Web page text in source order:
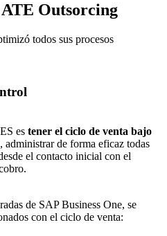
Outsorcing
todos sus procesos
es tener el ciclo de venta bajo
de forma eficaz todas
el contacto inicial con el
de SAP Business One, se
con el ciclo de venta: